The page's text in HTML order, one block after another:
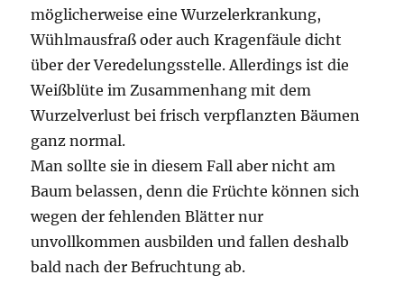
möglicherweise eine Wurzelerkrankung,
Wühlmausfraß oder auch Kragenfäule dicht
über der Veredelungsstelle. Allerdings ist die
Weißblüte im Zusammenhang mit dem
Wurzelverlust bei frisch verpflanzten Bäumen
ganz normal.
Man sollte sie in diesem Fall aber nicht am
Baum belassen, denn die Früchte können sich
wegen der fehlenden Blätter nur
unvollkommen ausbilden und fallen deshalb
bald nach der Befruchtung ab.